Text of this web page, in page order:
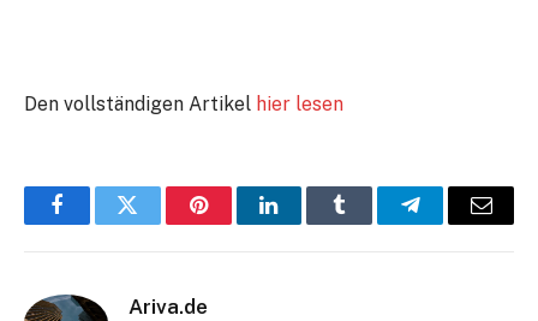
Den vollständigen Artikel hier lesen
FacebookTwitter PinterestLinkedInTumblr TelegramE-
Ariva.de